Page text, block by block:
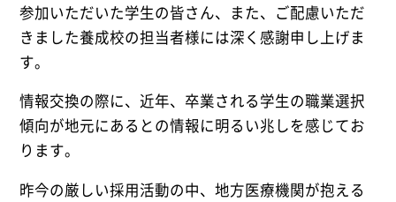
参加いただいた学生の皆さん、また、ご配慮いただ
きました養成校の担当者様には深く感謝申し上げま
す。
情報交換の際に、近年、卒業される学生の職業選択
傾向が地元にあるとの情報に明るい兆しを感じてお
ります。
昨今の厳しい採用活動の中、地方医療機関が抱える